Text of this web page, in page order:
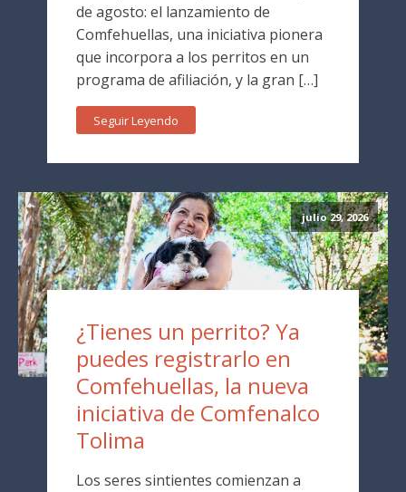
de agosto: el lanzamiento de
Comfehuellas, una iniciativa pionera
que incorpora a los perritos en un
programa de afiliación, y la gran […]
Seguir Leyendo
julio 29, 2026
¿Tienes un perrito? Ya
puedes registrarlo en
Comfehuellas, la nueva
iniciativa de Comfenalco
Tolima
Los seres sintientes comienzan a